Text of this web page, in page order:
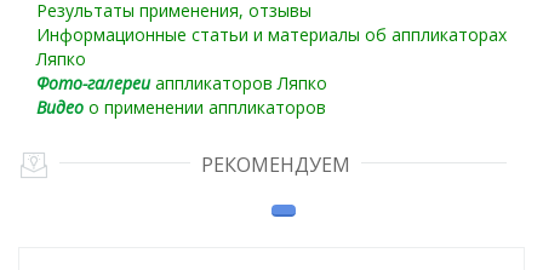
Результаты применения, отзывы
Информационные статьи и материалы об аппликаторах
Ляпко
Фото-галереиаппликаторов Ляпко
Видео о применении аппликаторов
РЕКОМЕНДУЕМ